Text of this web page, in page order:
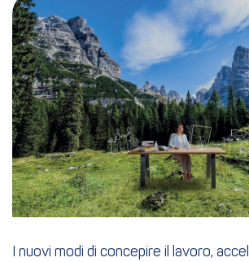
I nuovi modi di concepire il lavoro,